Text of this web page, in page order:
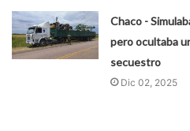
Chaco -
pero ocultaba
secuestro
Dic 02, 2025